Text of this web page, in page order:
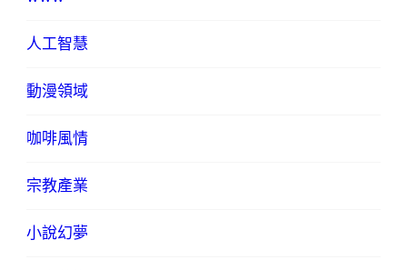
人工智慧
動漫領域
咖啡風情
宗教產業
小說幻夢